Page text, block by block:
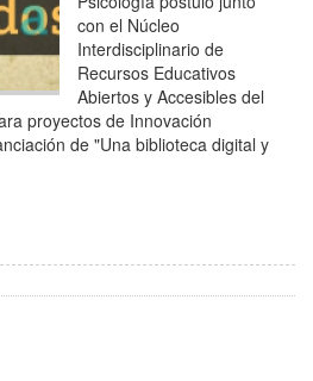
con el Núcleo
Interdisciplinario de
Recursos Educativos
Abiertos y Accesibles del
proyectos de Innovación
de "Una biblioteca digital y